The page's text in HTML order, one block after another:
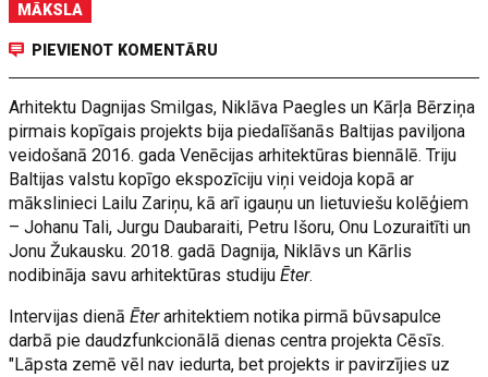
MĀKSLA
PIEVIENOT KOMENTĀRU
Arhitektu Dagnijas Smilgas, Niklāva Paegles un Kārļa Bērziņa
pirmais kopīgais projekts bija piedalīšanās Baltijas paviljona
veidošanā 2016. gada Venēcijas arhitektūras biennālē. Triju
Baltijas valstu kopīgo ekspozīciju viņi veidoja kopā ar
mākslinieci Lailu Zariņu, kā arī igauņu un lietuviešu kolēģiem
– Johanu Tali, Jurgu Daubaraiti, Petru Išoru, Onu Lozuraitīti un
Jonu Žukausku. 2018. gadā Dagnija, Niklāvs un Kārlis
nodibināja savu arhitektūras studijuĒter.
Intervijas dienāĒterarhitektiem notika pirmā būvsapulce
darbā pie daudzfunkcionālā dienas centra projekta Cēsīs.
"Lāpsta zemē vēl nav iedurta, bet projekts ir pavirzījies uz